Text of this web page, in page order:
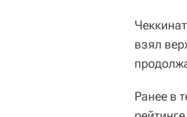
взял
Ранее в